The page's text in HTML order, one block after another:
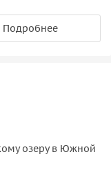
Подробнее
озеру в Южной